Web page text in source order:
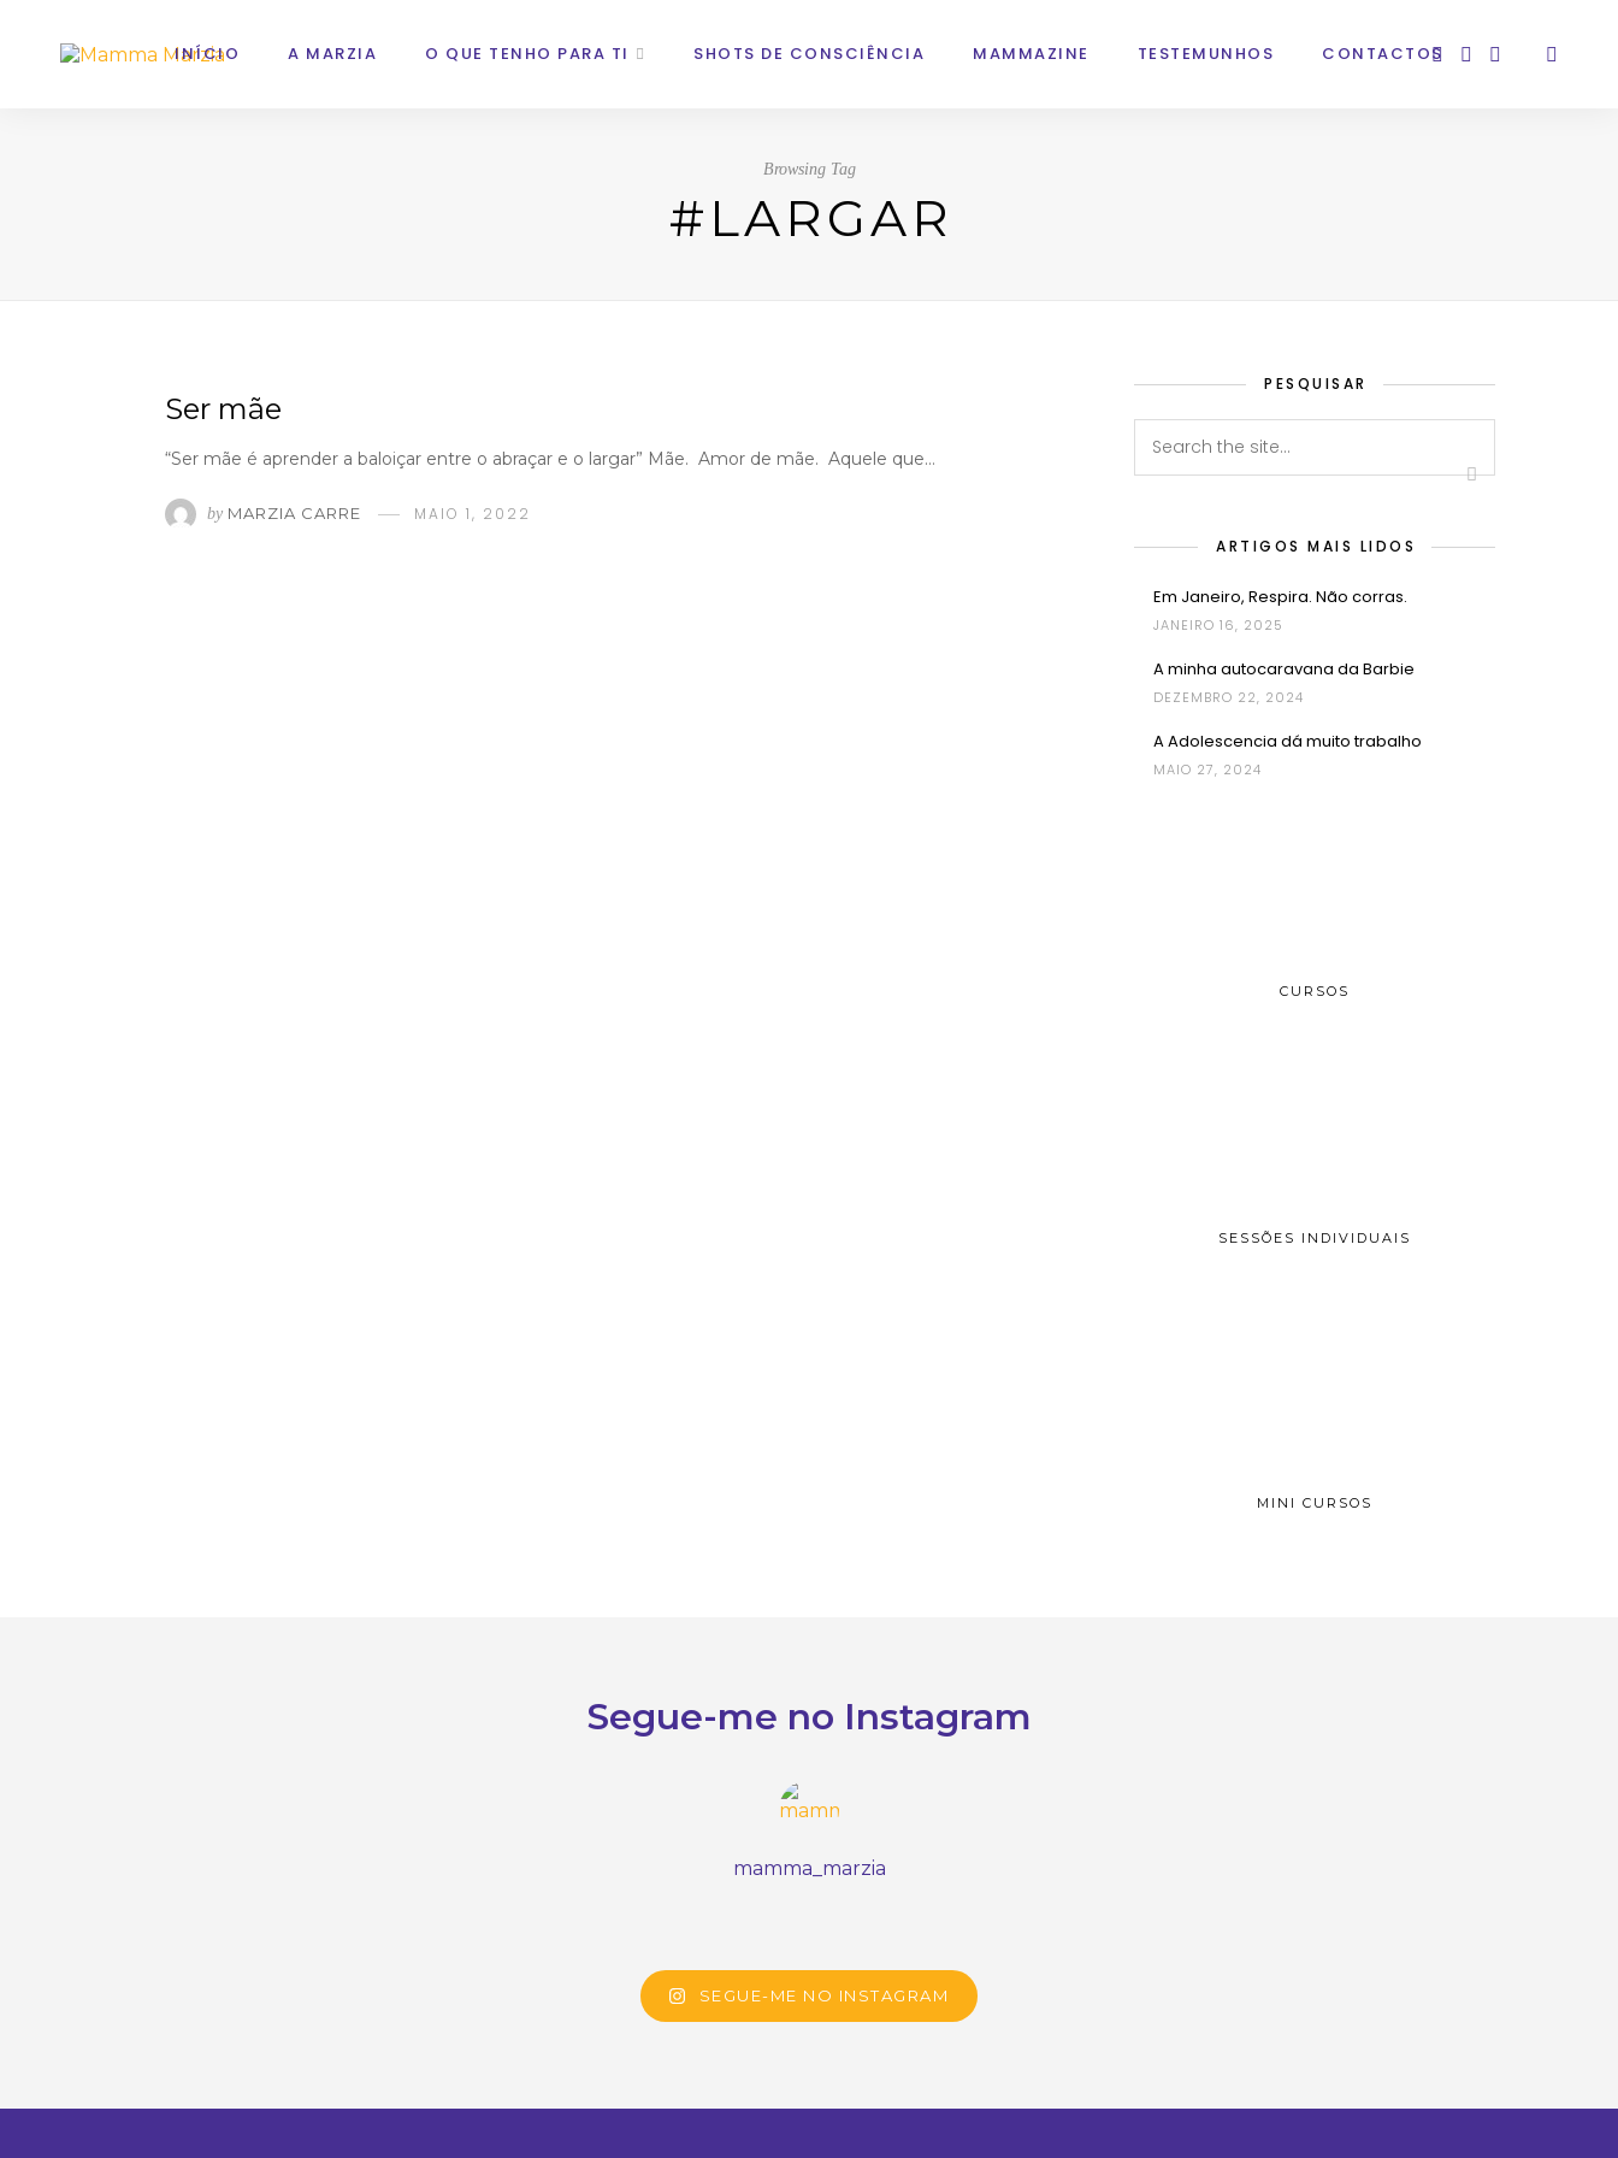
INÍCIO A MARZIA O QUE TENHO PARA TI SHOTS DE CONSCIÊNCIA MAMMAZINE TESTEMUNHOS CONTACTOS
Browsing Tag
#LARGAR
Ser mãe
“Ser mãe é aprender a baloiçar entre o abraçar e o largar” Mãe. Amor de mãe. Aquele que…
by MARZIA CARRE MAIO 1, 2022
PESQUISAR
ARTIGOS MAIS LIDOS
Em Janeiro, Respira. Não corras.
JANEIRO 16, 2025
A minha autocaravana da Barbie
DEZEMBRO 22, 2024
A Adolescencia dá muito trabalho
MAIO 27, 2024
CURSOS
SESSÕES INDIVIDUAIS
MINI CURSOS
Segue-me no Instagram
mamma_marzia
SEGUE-ME NO INSTAGRAM